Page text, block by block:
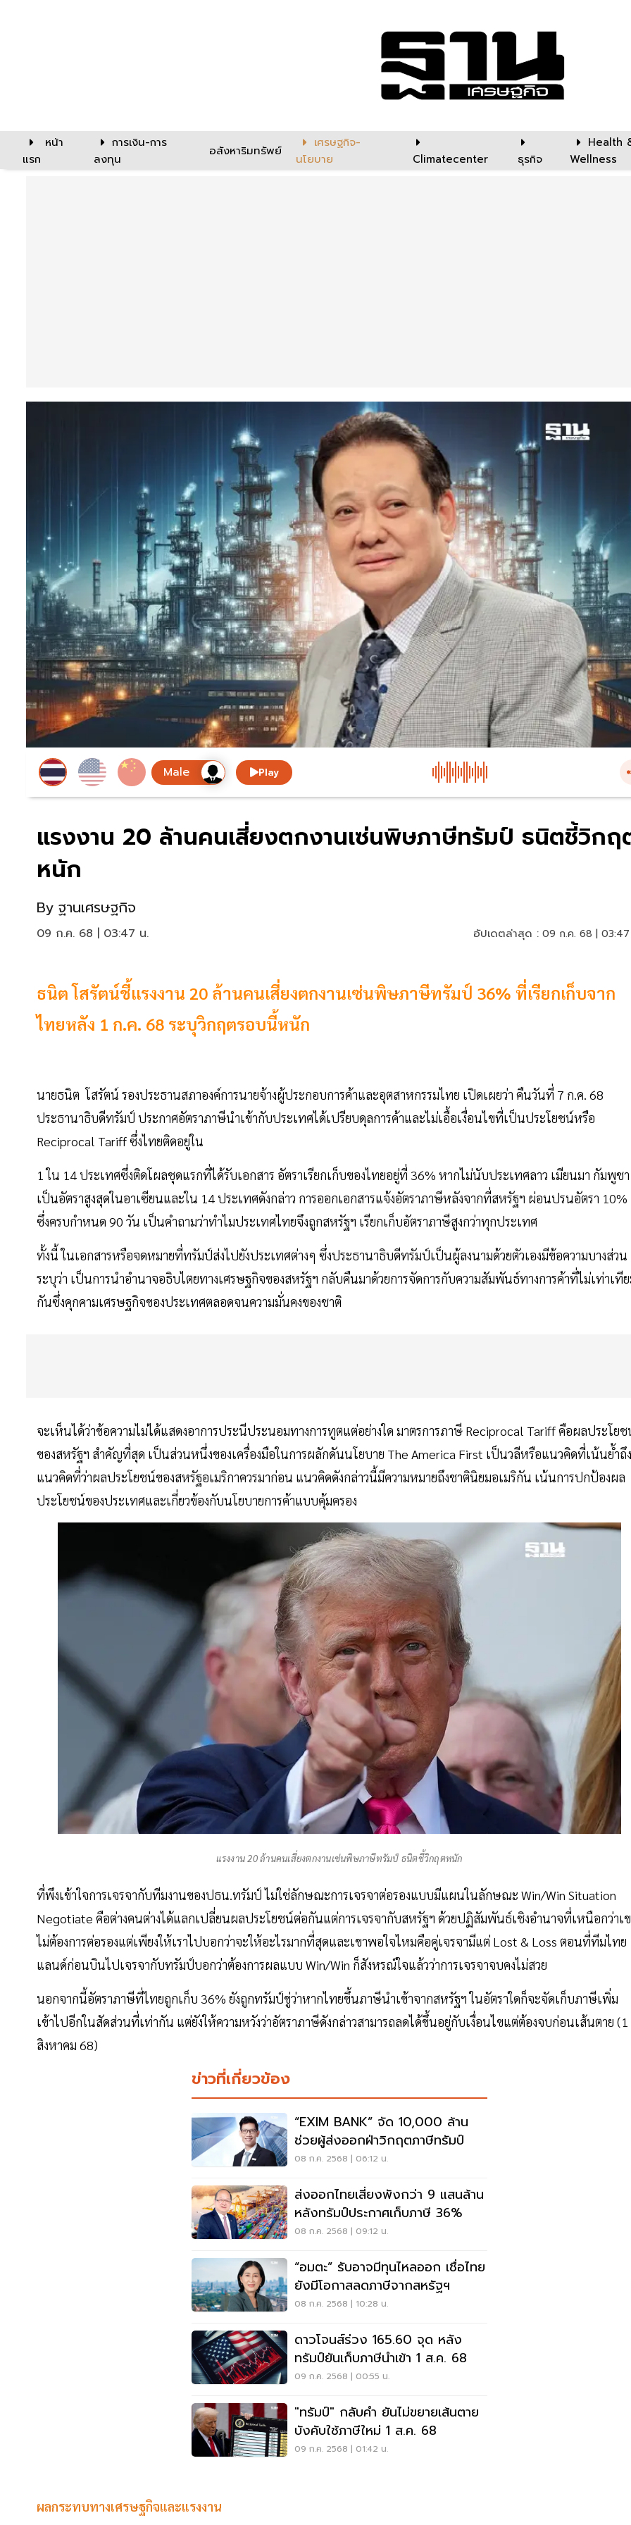
หน้า
แรก
การเงิน-การ
ลงทุน
อสังหาริมทรัพย์
เศรษฐกิจ-
นโยบาย
Climatecenter ธุรกิจ
Health
Wellness
Play
แรงงาน 20 ล้านคนเสี่ยงตกงานเซ่นพิษภาษีทรัมป์ ธนิตชี้วิกฤ
หนัก
By ฐานเศรษฐกิจ
09 ก.ค. 68 | 03:47 น. อัปเดตล่าสุด : 09 ก.ค. 68 |
ธนิต โสรัตน์ชี้แรงงาน 20 ล้านคนเสี่ยงตกงานเซ่นพิษภาษีทรัมป์ 36% ที่เรียกเก็บจาก
ไทยหลัง 1 ก.ค. 68 ระบุวิกฤตรอบนี้หนัก
นายธนิต โสรัตน์ รองประธานสภาองค์การนายจ้างผู้ประกอบการค้าและอุตสาหกรรมไทย เปิดเผยว่า คืนวันที่ 7 ก.ค. 68
ประธานาธิบดีทรัมป์ ประกาศอัตราภาษีนำเข้ากับประเทศได้เปรียบดุลการค้าและไม่เอื้อเงื่อนไขที่เป็นประโยชน์หรือ
Reciprocal Tariff ซึ่งไทยติดอยู่ใน
1 ใน 14 ประเทศซึ่งติดโผลชุดแรกที่ได้รับเอกสาร อัตราเรียกเก็บของไทยอยู่ที่ 36% หากไม่นับประเทศลาว เมียนมา กัมพูชา
เป็นอัตราสูงสุดในอาเซียนและใน 14 ประเทศดังกล่าว การออกเอกสารแจ้งอัตราภาษีหลังจากที่สหรัฐฯ ผ่อนปรนอัตรา 10%
ซึ่งครบกำหนด 90 วัน เป็นคำถามว่าทำไมประเทศไทยจึงถูกสหรัฐฯ เรียกเก็บอัตราภาษีสูงกว่าทุกประเทศ
ทั้งนี้ ในเอกสารหรือจดหมายที่ทรัมป์ส่งไปยังประเทศต่างๆ ซึ่งประธานาธิบดีทรัมป์เป็นผู้ลงนามด้วยตัวเองมีข้อความบางส่วน
ระบุว่า เป็นการนำอำนาจอธิบไตยทางเศรษฐกิจของสหรัฐฯ กลับคืนมาด้วยการจัดการกับความสัมพันธ์ทางการค้าที่ไม่เท่าเที
กันซึ่งคุกคามเศรษฐกิจของประเทศตลอดจนความมั่นคงของชาติ
จะเห็นได้ว่าข้อความไม่ได้แสดงอาการประนีประนอมทางการทูตแต่อย่างใด มาตรการภาษี Reciprocal Tariff คือผลประโย
ของสหรัฐฯ สำคัญที่สุด เป็นส่วนหนึ่งของเครื่องมือในการผลักดันนโยบาย The America First เป็นวลีหรือแนวคิดที่เน้นย้ำถึง
แนวคิดที่ว่าผลประโยชน์ของสหรัฐอเมริกาควรมาก่อน แนวคิดดังกล่าวนี้มีความหมายถึงชาตินิยมอเมริกัน เน้นการปกป้องผล
ประโยชน์ของประเทศและเกี่ยวข้องกับนโยบายการค้าแบบคุ้มครอง
แรงงาน 20 ล้านคนเสี่ยงตกงานเซ่นพิษภาษีทรัมป์ ธนิตชี้วิกฤตหนัก
ที่พึงเข้าใจการเจรจากับทีมงานของปธน.ทรัมป์ ไม่ใช่ลักษณะการเจรจาต่อรองแบบมีแผนในลักษณะ Win/Win Situation
Negotiate คือต่างคนต่างได้แลกเปลี่ยนผลประโยชน์ต่อกันแต่การเจรจากับสหรัฐฯ ด้วยปฏิสัมพันธ์เชิงอำนาจที่เหนือกว่าเ
ไม่ต้องการต่อรองแต่เพียงให้เราไปบอกว่าจะให้อะไรมากที่สุดและเขาพอใจไหมคือคู่เจรจามีแต่ Lost & Loss ตอนที่ทีมไทย
แลนด์ก่อนบินไปเจรจากับทรัมป์บอกว่าต้องการผลแบบ Win/Win ก็สังหรณ์ใจแล้วว่าการเจรจาจบคงไม่สวย
นอกจากนี้อัตราภาษีที่ไทยถูกเก็บ 36% ยังถูกทรัมป์ขู่ว่าหากไทยขึ้นภาษีนำเข้าจากสหรัฐฯ ในอัตราใดก็จะจัดเก็บภาษีเพิ่ม
เข้าไปอีกในสัดส่วนที่เท่ากัน แต่ยังให้ความหวังว่าอัตราภาษีดังกล่าวสามารถลดได้ขึ้นอยู่กับเงื่อนไขแต่ต้องจบก่อนเส้นตาย (1
สิงหาคม 68)
ข่าวที่เกี่ยวข้อง
“EXIM BANK” จัด 10,000 ล้าน
ช่วยผู้ส่งออกฝ่าวิกฤตภาษีทรัมป์
08 ก.ค. 2568 | 06:12 น.
ส่งออกไทยเสี่ยงพังกว่า 9 แสนล้าน
หลังทรัมป์ประกาศเก็บภาษี 36%
08 ก.ค. 2568 | 09:12 น.
“อมตะ” รับอาจมีทุนไหลออก เชื่อไทย
ยังมีโอกาสลดภาษีจากสหรัฐฯ
08 ก.ค. 2568 | 10:28 น.
ดาวโจนส์ร่วง 165.60 จุด หลัง
ทรัมป์ยันเก็บภาษีนำเข้า 1 ส.ค. 68
09 ก.ค. 2568 | 00:55 น.
"ทรัมป์" กลับคำ ยันไม่ขยายเส้นตาย
บังคับใช้ภาษีใหม่ 1 ส.ค. 68
09 ก.ค. 2568 | 01:42 น.
ผลกระทบทางเศรษฐกิจและแรงงาน